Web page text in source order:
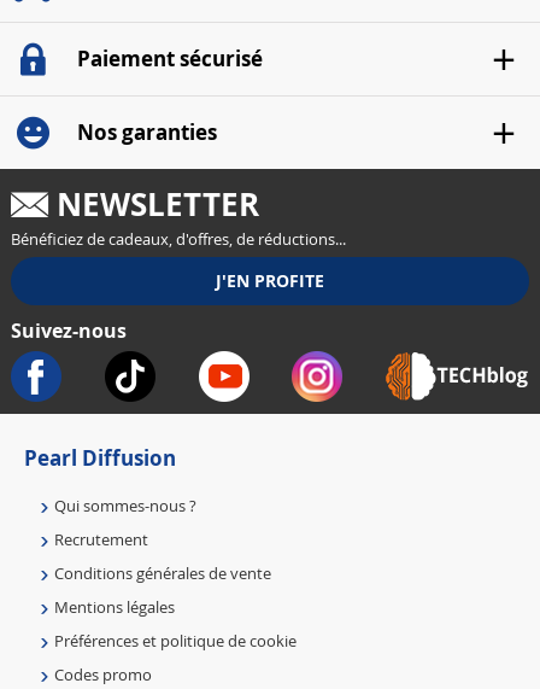
Paiement sécurisé
Nos garanties
NEWSLETTER
Bénéficiez de cadeaux, d'offres, de réductions...
Suivez-nous
Pearl Diffusion
Qui sommes-nous ?
Recrutement
Conditions générales de vente
Mentions légales
Préférences et politique de cookie
Codes promo